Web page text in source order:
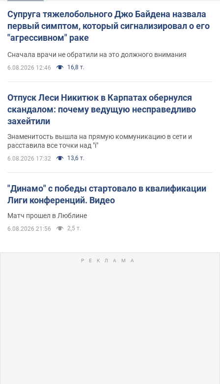
Супруга тяжелобольного Джо Байдена назвала
первый симптом, который сигнализировал о его
"агрессивном" раке
Сначала врачи не обратили на это должного внимания
6.08.2026 12:46 16,8 т.
Отпуск Леси Никитюк в Карпатах обернулся
скандалом: почему ведущую несправедливо
захейтили
Знаменитость вышла на прямую коммуникацию в сети и
расставила все точки над "i"
6.08.2026 17:32 13,6 т.
"Динамо" с победы стартовало в квалификации
Лиги конференций. Видео
Матч прошел в Люблине
6.08.2026 21:56 2,5 т.